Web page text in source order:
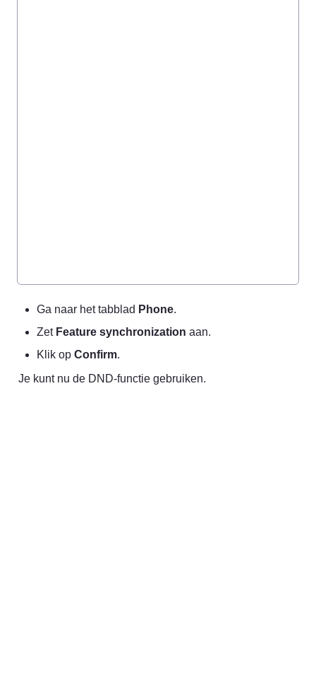
Ga naar het tabblad Phone.
Zet Feature synchronization aan.
Klik op Confirm.
Je kunt nu de DND-functie gebruiken.